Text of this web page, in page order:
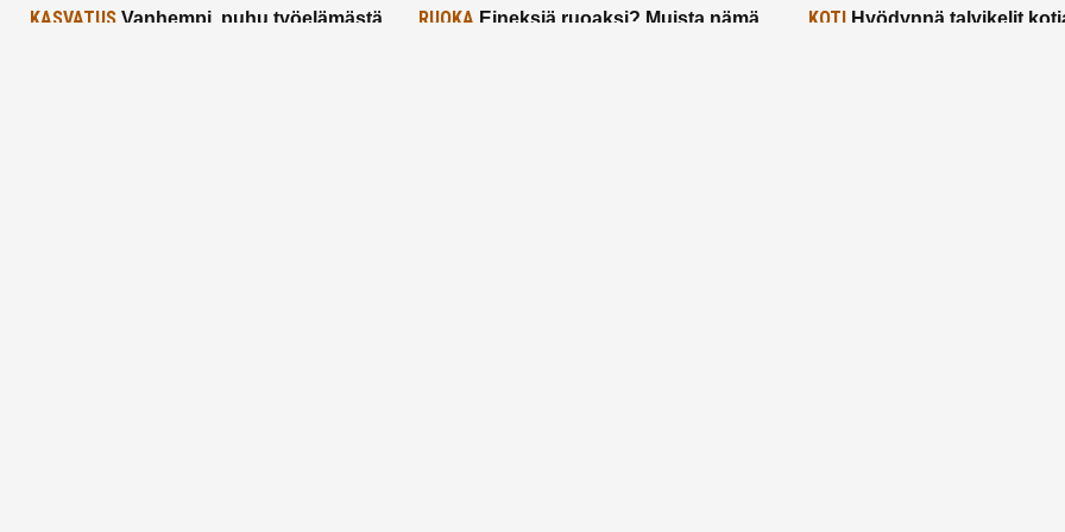
KASVATUS Vanhempi, puhu työelämästä
RUOKA Eineksiä ruoaksi? Muista nämä
KOTIHyödynnä talvikelit